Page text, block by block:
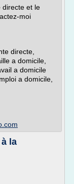
directe et le
moi
directe,
a domicile,
a domicile
a domicile,
la